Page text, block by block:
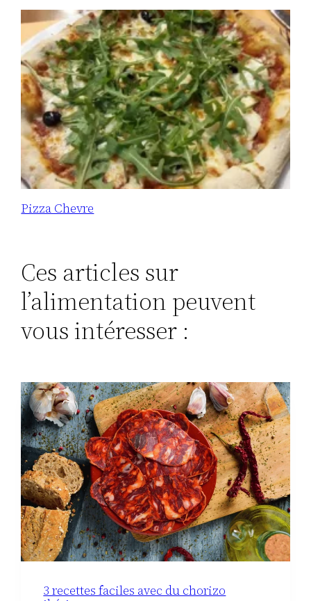
Pizza Chevre
Ces articles sur
l’alimentation peuvent
vous intéresser :
3 recettes faciles avec du chorizo